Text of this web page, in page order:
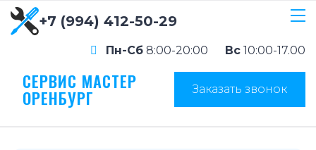
+7 (994) 412-50-29
Пн-Сб 8:00-20:00 Вс 10:00-17.00
СЕРВИС МАСТЕР
ОРЕНБУРГ Заказать звонок